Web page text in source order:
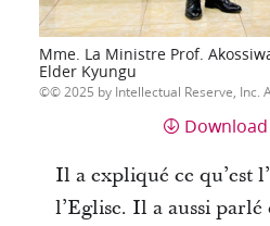
Mme. La Ministre Prof.
Elder Kyungu
© 2025 by Intellectual Reserve, Inc.
Il a expliqué ce qu’est
l’Eglise. Il a aussi parlé